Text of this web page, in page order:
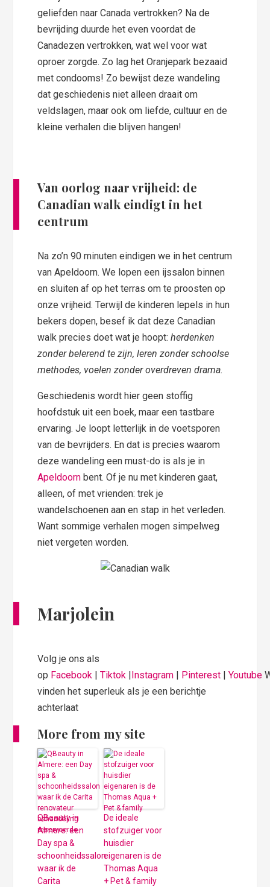
geliefden naar Canada vertrokken? Na de
bevrijding duurde het even voordat de
Canadezen vertrokken, wat wel voor wat
oproer zorgde. Zo lag het Oranjepark bezaaid
met condooms! Zo bewijst deze wandeling
dat geschiedenis niet alleen draait om
veldslagen, maar ook om liefde, cultuur en de
kleine verhalen die blijven hangen!
Van oorlog naar vrijheid: de
Canadian walk eindigt in het
centrum
Na zo’n 90 minuten eindigen we in het centrum
van Apeldoorn. We lopen een ijssalon binnen
en sluiten af op het terras om te proosten op
onze vrijheid. Terwijl de kinderen lepels in hun
bekers dopen, besef ik dat deze Canadian
walk precies doet wat je hoopt:herdenken
zonder belerend te zijn, leren zonder schoolse
methodes, voelen zonder overdreven drama.
Geschiedenis wordt hier geen stoffig
hoofdstuk uit een boek, maar een tastbare
ervaring. Je loopt letterlijk in de voetsporen
van de bevrijders. En dat is precies waarom
deze wandeling een must-do is als je in
Apeldoorn bent. Of je nu met kinderen gaat,
alleen, of met vrienden: trek je
wandelschoenen aan en stap in het verleden.
Want sommige verhalen mogen simpelweg
niet vergeten worden.
Marjolein
Volg je ons als
op Facebook |Tiktok |Instagram | Pinterest |Youtube
vinden het superleuk als je een berichtje
achterlaat
More from my site
QBeauty in
Almere: een
Day spa &
schoonheidssalon
waar ik de
Carita
De ideale
stofzuiger voor
huisdier
eigenaren is de
Thomas Aqua
+ Pet & family